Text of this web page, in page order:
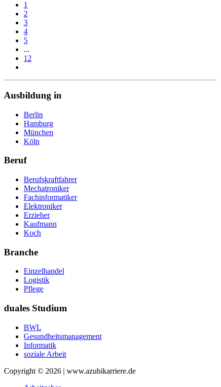
1
2
3
4
5
...
12
Ausbildung in
Berlin
Hamburg
München
Köln
Beruf
Berufskraftfahrer
Mechatroniker
Fachinformatiker
Elektroniker
Erzieher
Kaufmann
Koch
Branche
Einzelhandel
Logistik
Pflege
duales Studium
BWL
Gesundheitsmanagement
Informatik
soziale Arbeit
Copyright © 2026 | www.azubikarriere.de